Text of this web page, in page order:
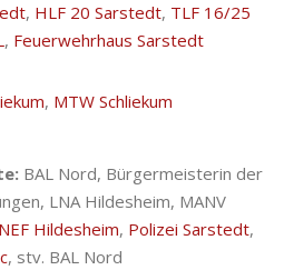
, HLF 20 Sarstedt, TLF 16/25
, Feuerwehrhaus Sarstedt
, MTW Schliekum
BAL Nord, Bürgermeisterin der
LNA Hildesheim, MANV
NEF Hildesheim, Polizei Sarstedt,
, stv. BAL Nord